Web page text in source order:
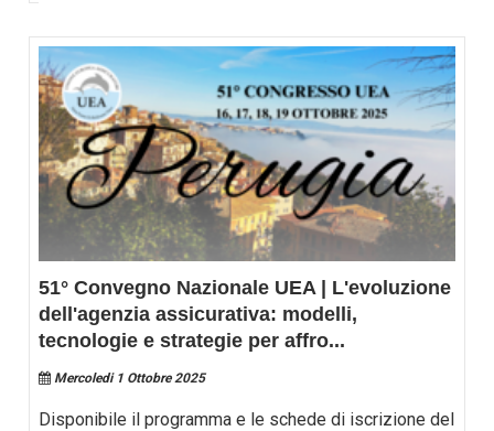
51° Convegno Nazionale UEA | L'evoluzione
dell'agenzia assicurativa: modelli,
tecnologie e strategie per affro...
Mercoledi 1 Ottobre 2025
Disponibile il programma e le schede di iscrizione del